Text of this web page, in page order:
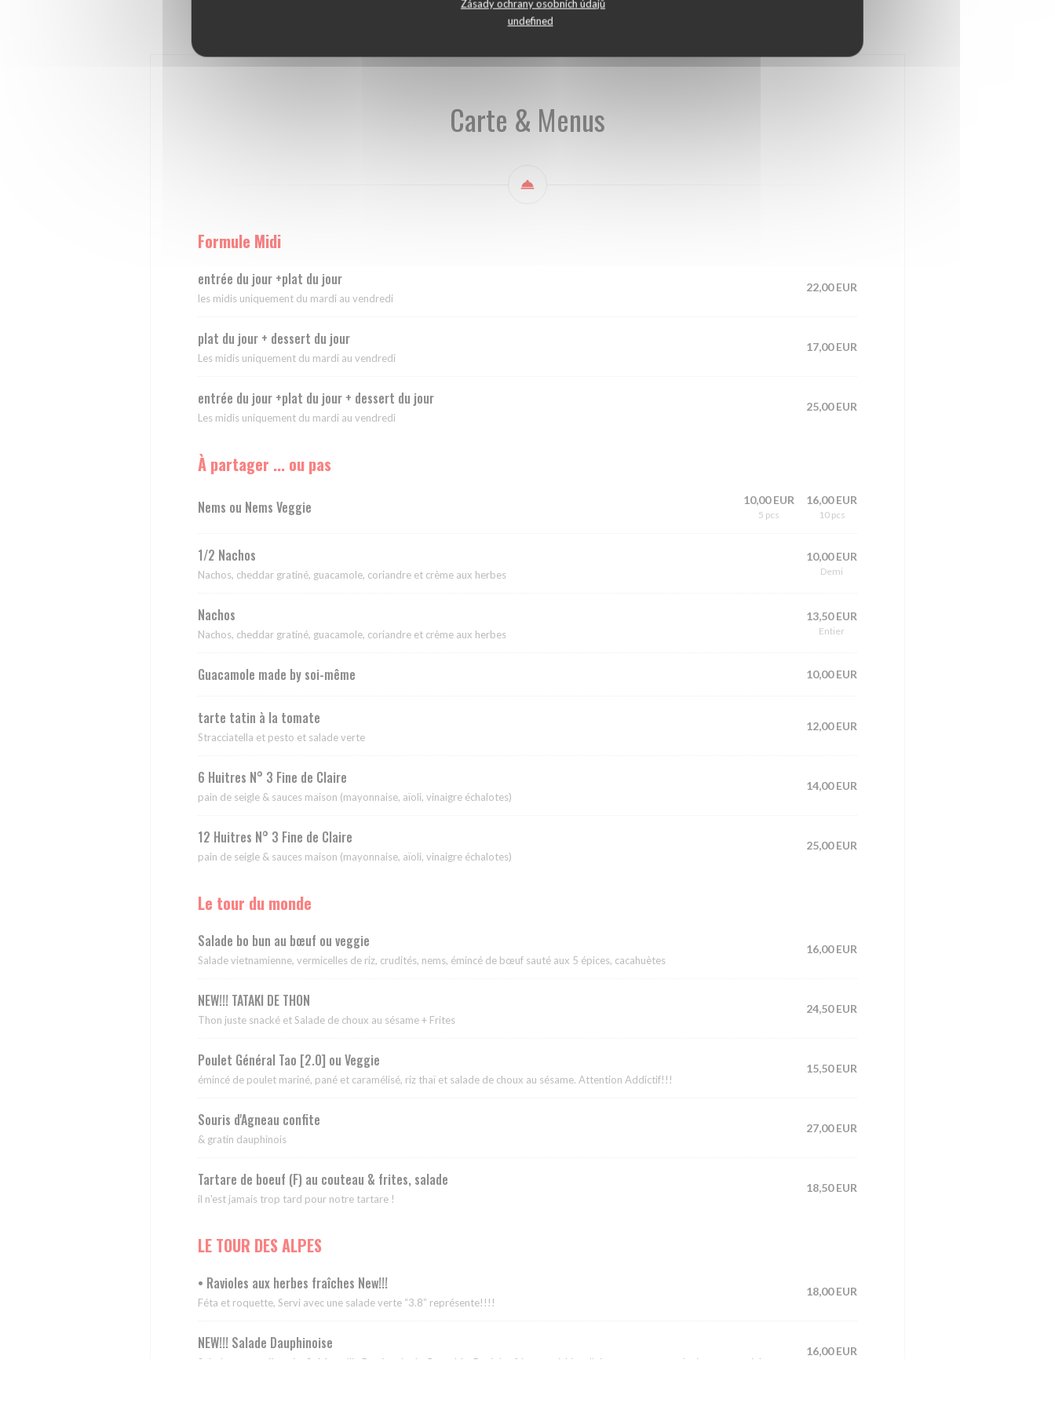
Zásady ochrany osobních údajů
undefined
Le tour du monde LE TOUR DES ALPES
Carte & Menus
Formule Midi
entrée du jour +plat du jour
les midis uniquement du mardi au vendredi
22,00 EUR
plat du jour + dessert du jour
Les midis uniquement du mardi au vendredi
17,00 EUR
entrée du jour +plat du jour + dessert du jour
Les midis uniquement du mardi au vendredi
25,00 EUR
À partager ... ou pas
Nems ou Nems Veggie 10,00 EUR
5 pcs
16,00 EUR
10 pcs
1/2 Nachos
Nachos, cheddar gratiné, guacamole, coriandre et crème aux herbes
10,00 EUR
Demi
Nachos
Nachos, cheddar gratiné, guacamole, coriandre et crème aux herbes
13,50 EUR
Entier
Guacamole made by soi-même 10,00 EUR
tarte tatin à la tomate
Stracciatella et pesto et salade verte
12,00 EUR
6 Huitres N° 3 Fine de Claire
pain de seigle & sauces maison (mayonnaise, aïoli, vinaigre échalotes)
14,00 EUR
12 Huitres N° 3 Fine de Claire
pain de seigle & sauces maison (mayonnaise, aïoli, vinaigre échalotes)
25,00 EUR
Le tour du monde
Salade bo bun au bœuf ou veggie
Salade vietnamienne, vermicelles de riz, crudités, nems, émincé de bœuf sauté aux 5 épices, cacahuètes
16,00 EUR
NEW!!! TATAKI DE THON
Thon juste snacké et Salade de choux au sésame + Frites
24,50 EUR
Poulet Général Tao [2.0] ou Veggie
émincé de poulet mariné, pané et caramélisé, riz thaï et salade de choux au sésame. Attention Addictif!!!
15,50 EUR
Souris d'Agneau confite
& gratin dauphinois
27,00 EUR
Tartare de boeuf (F) au couteau & frites, salade
il n'est jamais trop tard pour notre tartare !
18,50 EUR
LE TOUR DES ALPES
• Ravioles aux herbes fraîches New!!!
Féta et roquette, Servi avec une salade verte “3.8” représente!!!!
18,00 EUR
NEW!!! Salade Dauphinoise
Salade verte mélangée, St Marcellin Pané, noix de Grenoble, Ravioles frites et pickles d’oignons rouges et vinaigrette au miel.
16,00 EUR